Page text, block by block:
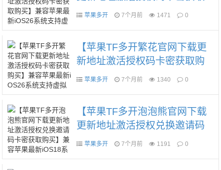
购买】兼容苹果最新iOS26系统
文大视频一键转发
苹果多开 7个月前 1471 0
【苹果TF多开繁花官网下载更
新地址激活授权码卡密获取购
买】兼容苹果最新iOS26系统支
键转发
苹果多开 7个月前 1340 0
【苹果TF多开泡泡熊官网下载
更新地址激活授权兑换邀请码
卡密获取购买】兼容苹果最新i
苹果多开 7个月前 1191 0